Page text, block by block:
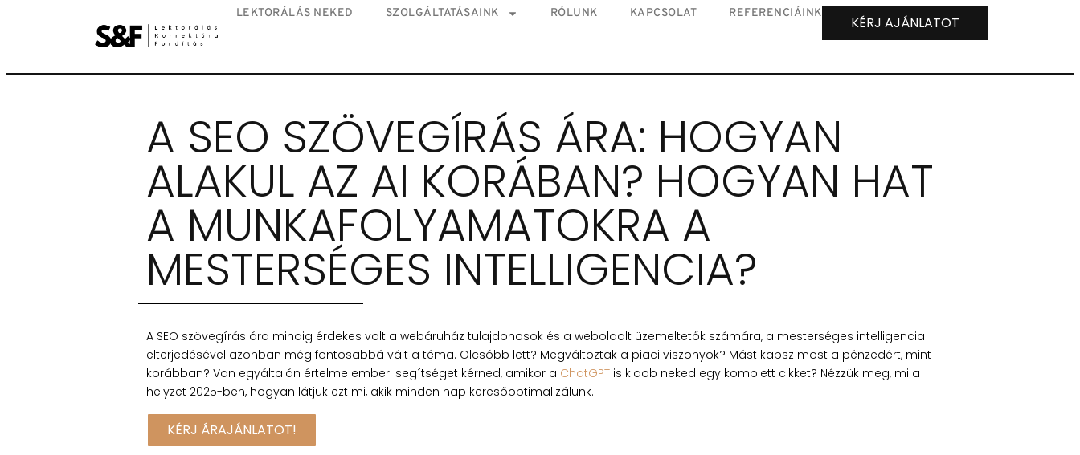
LEKTORÁLÁS NEKED SZOLGÁLTATÁSAINK RÓLUNK KAPCSOLAT REFERENCIÁINK
KÉRJ AJÁNLATOT
A SEO SZÖVEGÍRÁS ÁRA: HOGYAN
ALAKUL AZ AI KORÁBAN? HOGYAN HAT
A MUNKAFOLYAMATOKRA A
MESTERSÉGES INTELLIGENCIA?
A SEO szövegírás ára mindig érdekes volt a webáruház tulajdonosok és a weboldalt üzemeltetők számára, a mesterséges intelligencia
elterjedésével azonban még fontosabbá vált a téma. Olcsóbb lett? Megváltoztak a piaci viszonyok? Mást kapsz most a pénzedért, mint
korábban? Van egyáltalán értelme emberi segítséget kérned, amikor a ChatGPT is kidob neked egy komplett cikket? Nézzük meg, mi a
helyzet 2025-ben, hogyan látjuk ezt mi, akik minden nap keresőoptimalizálunk.
KÉRJ ÁRAJÁNLATOT!